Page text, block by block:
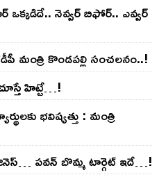
ఒక్క‌డిదే.. నెవ్వ‌ర్ బిఫోర్‌.. ఎవ్వ‌ర్
మంత్రి కొండ‌ప‌ల్లి సంచ‌ల‌నం..!
హిట్టే…!
భ‌విష్య‌త్తు : మంత్రి
ప‌వ‌న్ బొమ్మ టార్గెట్ ఇదే…!